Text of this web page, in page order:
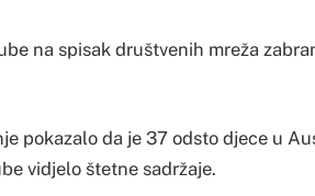
na spisak društvenih mreža
pokazalo da je 37 odsto djece u
vidjelo štetne sadržaje.